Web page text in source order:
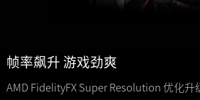
帧率飙升 游戏劲爽
AMD FidelityFX Super Resolution 优化